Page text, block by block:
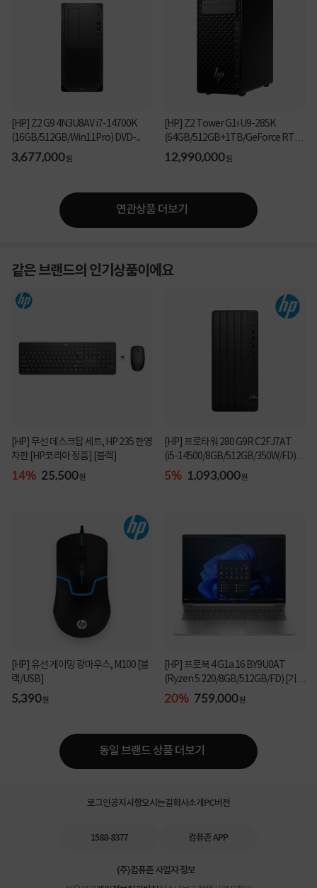
[HP] Z2 G9 4N3U8AV i7-14700K
(16GB/512GB/Win11Pro) DVD-...
3,677,000원
[HP] Z2 Tower G1i U9-285K
(64GB/512GB+1TB/GeForce RTX
5...
12,990,000원
연관상품 더보기
같은 브랜드의 인기상품이에요
[HP] 무선 데스크탑 세트, HP 235 한영
자판 [HP코리아 정품] [블랙]
14% 25,500원
[HP] 프로타워 280 G9R C2FJ7AT
(i5-14500/8GB/512GB/350W/FD)
[기본제품]★오직 컴...
5% 1,093,000원
[HP] 유선 게이밍 광마우스, M100 [블
랙/USB]
5,390원
[HP] 프로북 4 G1a 16 BY9U0AT
(Ryzen 5 220/8GB/512GB/FD) [기본
제품]★컴퓨존 단독...
20% 759,000원
동일 브랜드 상품 더보기
로그인공지사항오시는길회사소개PC버전
1588-8377 컴퓨존 APP
(주)컴퓨존 사업자 정보